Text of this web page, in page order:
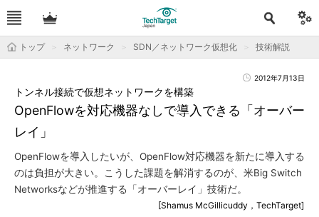
トップ ネットワーク SDN／ネットワーク仮想化 技術解説
2012年7月13日
OpenFlowを対応機器なしで導入できる「オーバー
レイ」
トンネル接続で仮想ネットワークを構築
OpenFlowを導入したいが、OpenFlow対応機器を新たに導入する
のは負担が大きい。こうした課題を解消するのが、米Big Switch
Networksなどが推進する「オーバーレイ」技術だ。
[Shamus McGillicuddy，TechTarget]